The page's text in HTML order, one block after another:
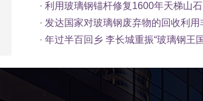
· 利用玻璃钢锚杆修复1600年天梯山
· 发达国家对玻璃钢废弃物的回收利用
· 年过半百回乡 李长城重振“玻璃钢王